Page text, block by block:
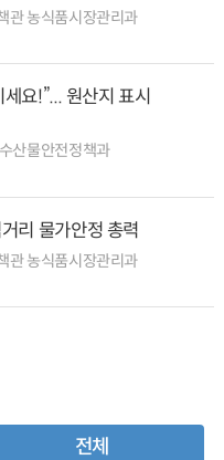
관 농식품시장관리과
요!”... 원산지 표시
산물안전정책과
리 물가안정 총력
관 농식품시장관리과
전체